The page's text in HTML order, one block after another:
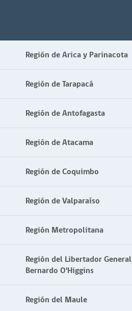
Región de Arica y Parinacota
Región de Tarapacá
Región de Antofagasta
Región de Atacama
Región de Coquimbo
Región de Valparaíso
Región Metropolitana
Región del Libertador General
Bernardo O'Higgins
Región del Maule